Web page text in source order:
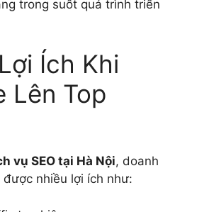
trong suốt quá trình triển
Ích Khi
Lên Top
vụ SEO tại Hà Nội, doanh
được nhiều lợi ích như: